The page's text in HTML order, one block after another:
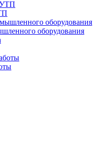
оборудования